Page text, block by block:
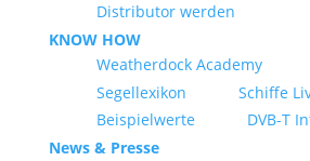
Distributor werden
KNOW HOW
Weatherdock Academy
Segellexikon
Schiffe
Beispielwerte
DVB-T
News & Presse